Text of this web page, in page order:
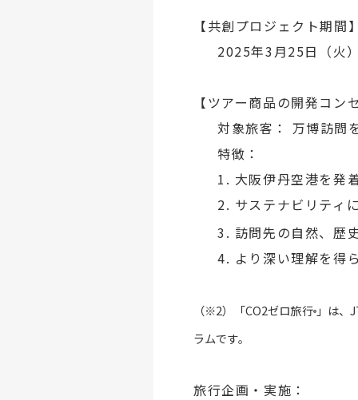
【共創プロジェクト期間】
2025年3月25日（火
【ツアー商品の開発コン
対象旅客： 万博訪問
特徴：
1. 大阪伊丹空港を発
2. サステナビリティ
3. 訪問先の自然、歴
4. より深い理解を得
（※2）「CO2ゼロ旅行®」は、
ラムです。
旅行企画・実施：